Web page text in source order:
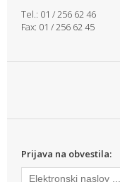
Tel.: 01 / 256 62 46
Fax: 01 / 256 62 45
Prijava na obvestila: